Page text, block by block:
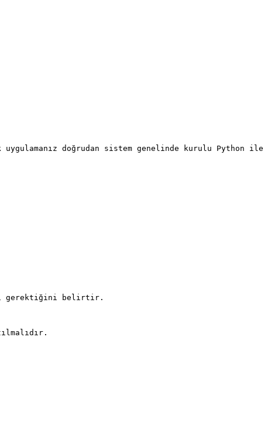
doğrudan sistem genelinde kurulu Python ile
gerektiğini belirtir.